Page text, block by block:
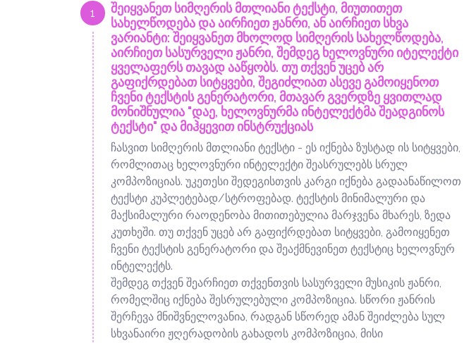
1
შეიყვანეთ სიმღერის მთლიანი ტექსტი, მიუთითეთ
სახელწოდება და აირჩიეთ ჟანრი, ან აირჩიეთ სხვა
ვარიანტი: შეიყვანეთ მხოლოდ სიმღერის სახელწოდება,
აირჩიეთ სასურველი ჟანრი, შემდეგ ხელოვნური იტელექტი
ყველაფერს თავად ააწყობს. თუ თქვენ უცებ არ
გაფიქრდებათ სიტყვები, შეგიძლიათ ასევე გამოიყენოთ
ჩვენი ტექსტის გენერატორი, მთავარ გვერდზე ყვითლად
მონიშნულია "დაე, ხელოვნურმა ინტელექტმა შეადგინოს
ტექსტი" და მიჰყევით ინსტრუქციას
ჩასვით სიმღერის მთლიანი ტექსტი - ეს იქნება ზუსტად ის სიტყვები,
რომლითაც ხელოვნური ინტელექტი შეასრულებს სრულ
კომპოზიციას. უკეთესი შედეგისთვის კარგი იქნება გადაანაწილოთ
ტექსტი კუპლეტებად/სტროფებად. ტექსტის მინიმალური და
მაქსიმალური რაოდენობა მითითებულია მარჯვენა მხარეს, ზედა
კუთხეში. თუ თქვენ უცებ არ გაფიქრდებათ სიტყვები, გამოიყენეთ
ჩვენი ტექსტის გენერატორი და შეაქმნევინეთ ტექსტიც ხელოვნურ
ინტელექტს.
შემდეგ თქვენ შეარჩიეთ თქვენთვის სასურველი მუსიკის ჟანრი,
რომელშიც იქნება შესრულებული კომპოზიცია. სწორი ჟანრის
შერჩევა მნიშვნელოვანია, რადგან სწორედ ამან შეიძლება სულ
სხვანაირი ჟღერადობის გახადოს კომპოზიცია, მისი